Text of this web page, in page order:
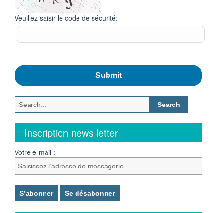
Veuillez saisir le code de sécurité:
Submit
Search
for:
Inscription news letter
Votre e-mail :